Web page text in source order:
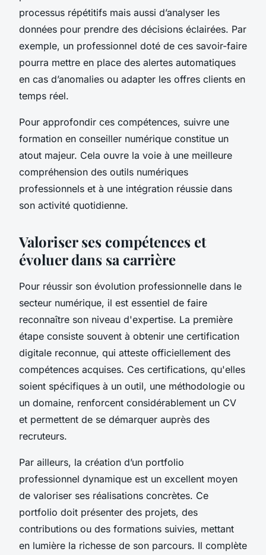
processus répétitifs mais aussi d’analyser les
données pour prendre des décisions éclairées. Par
exemple, un professionnel doté de ces savoir-faire
pourra mettre en place des alertes automatiques
en cas d’anomalies ou adapter les offres clients en
temps réel.
Pour approfondir ces compétences, suivre une
formation en conseiller numérique constitue un
atout majeur. Cela ouvre la voie à une meilleure
compréhension des outils numériques
professionnels et à une intégration réussie dans
son activité quotidienne.
Valoriser ses compétences et
évoluer dans sa carrière
Pour réussir son évolution professionnelle dans le
secteur numérique, il est essentiel de faire
reconnaître son niveau d'expertise. La première
étape consiste souvent à obtenir une certification
digitale reconnue, qui atteste officiellement des
compétences acquises. Ces certifications, qu'elles
soient spécifiques à un outil, une méthodologie ou
un domaine, renforcent considérablement un CV
et permettent de se démarquer auprès des
recruteurs.
Par ailleurs, la création d’un portfolio
professionnel dynamique est un excellent moyen
de valoriser ses réalisations concrètes. Ce
portfolio doit présenter des projets, des
contributions ou des formations suivies, mettant
en lumière la richesse de son parcours. Il complète